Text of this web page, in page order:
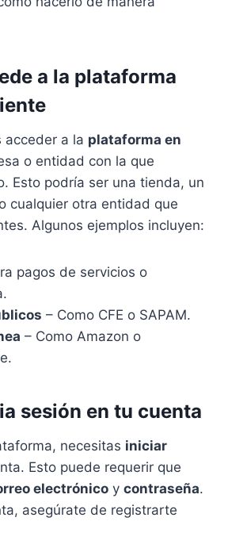
a la plataforma
acceder a la plataforma en
o entidad con la que
Esto podría ser una tienda, un
cualquier otra entidad que
Algunos ejemplos incluyen:
pagos de servicios o
– Como CFE o SAPAM.
– Como Amazon o
sesión en tu cuenta
necesitas iniciar
Esto puede requerir que
electrónico y contraseña.
asegúrate de registrarte